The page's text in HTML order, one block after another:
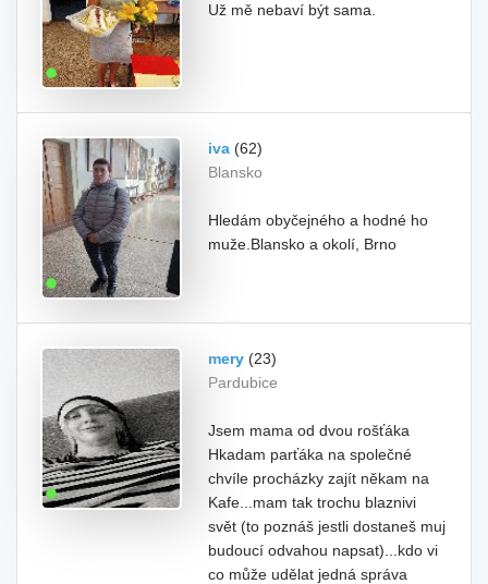
Už mě nebaví být sama.
iva (62)
Blansko
Hledám obyčejného a hodné ho
muže.Blansko a okolí, Brno
mery (23)
Pardubice
Jsem mama od dvou rošťáka
Hkadam parťáka na společné
chvíle procházky zajít někam na
Kafe...mam tak trochu blaznivi
svět (to poznáš jestli dostaneš muj
budoucí odvahou napsat)...kdo vi
co může udělat jedná správa